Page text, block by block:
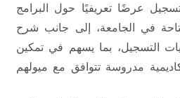
عرضًا تعريفيًا حول البرامج
في الجامعة، إلى جانب شرح
التسجيل، بما يسهم في تمكين
مدروسة تتوافق مع ميولهم